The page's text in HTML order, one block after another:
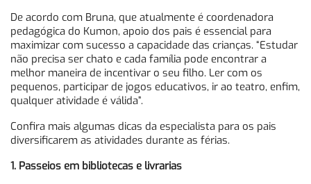
De acordo com Bruna, que atualmente é coordenadora
pedagógica do Kumon, apoio dos pais é essencial para
maximizar com sucesso a capacidade das crianças. “Estudar
não precisa ser chato e cada família pode encontrar a
melhor maneira de incentivar o seu filho. Ler com os
pequenos, participar de jogos educativos, ir ao teatro, enfim,
qualquer atividade é válida”.
Confira mais algumas dicas da especialista para os pais
diversificarem as atividades durante as férias.
1. Passeios em bibliotecas e livrarias